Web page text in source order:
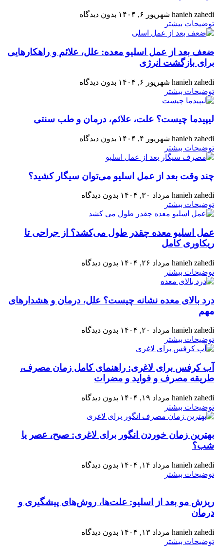
hanieh zahedi شهریور ۶, ۱۴۰۴
بدون دیدگاه
توضیحات بیشتر
ضعف بعد از عمل اسلیو معده: علل، علائم و راهکارهایی
برای بازگشت انرژی
hanieh zahedi شهریور ۶, ۱۴۰۴
بدون دیدگاه
توضیحات بیشتر
لیپیدما چیست؟ علت، علائم، درمان و طب سنتی
hanieh zahedi شهریور ۴, ۱۴۰۴
بدون دیدگاه
توضیحات بیشتر
چند وقت بعد از عمل اسلیو می‌توان سیگار کشید؟
hanieh zahedi مرداد ۳۰, ۱۴۰۴
بدون دیدگاه
توضیحات بیشتر
عمل اسلیو معده چقدر طول می‌کشد؟ از جراحی تا
ریکاوری کامل
hanieh zahedi مرداد ۲۶, ۱۴۰۴
بدون دیدگاه
توضیحات بیشتر
درد بالای معده نشانه چیست؟ علل، درمان و هشدارهای
مهم
hanieh zahedi مرداد ۲۰, ۱۴۰۴
بدون دیدگاه
توضیحات بیشتر
آب کرفس برای لاغری: راهنمای کامل زمان مصرف،
طریقه مصرف و فواید و مضرات
hanieh zahedi مرداد ۱۹, ۱۴۰۴
بدون دیدگاه
توضیحات بیشتر
بهترین زمان خوردن انگور برای لاغری: صبح، عصر یا
شب؟
hanieh zahedi مرداد ۱۴, ۱۴۰۴
بدون دیدگاه
توضیحات بیشتر
ریزش مو بعد از اسلیو: علت‌ها، روش‌های پیشگیری و
درمان
hanieh zahedi مرداد ۱۳, ۱۴۰۴
بدون دیدگاه
توضیحات بیشتر